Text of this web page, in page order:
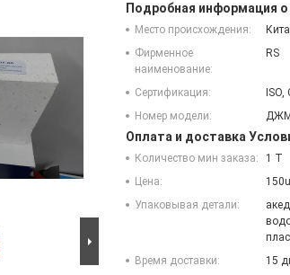
Подробная информация о
Место происхождения:
Фирменное
наименование:
RS
Сертификация:
ISO,
Номер модели:
Оплата и доставка
Количество мин заказа:
1 Т
Цена:
Упаковывая детали:
Время доставки:
15